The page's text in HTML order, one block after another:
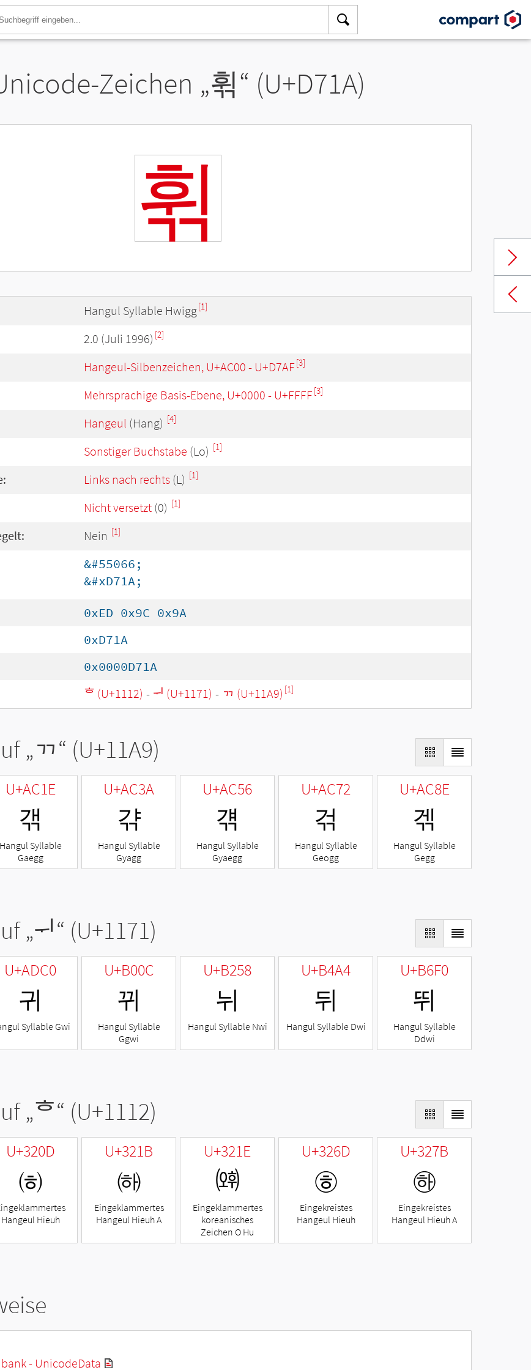
Zeichen „휚“ (U+D71A)
휚
Hangul Syllable Hwigg[1]
2.0 (Juli 1996) [2]
Hangeul-Silbenzeichen, U+AC00 - U+D7AF[3]
Mehrsprachige Basis-Ebene, U+0000 - U+FFFF[3]
Hangeul (Hang) [4]
Sonstiger Buchstabe (Lo) [1]
Links nach rechts (L) [1]
Nicht versetzt (0) [1]
Nein [1]
&#55066;
&#xD71A;
0xED 0x9C 0x9A
0xD71A
0x0000D71A
ᄒ (U+1112) - ᅱ (U+1171) - ᆩ (U+11A9) [1]
„ᆩ“ (U+11A9)
U+AC1E
갞
Hangul Syllable
Gaegg
U+AC3A
갺
Hangul Syllable
Gyagg
U+AC56
걖
Hangul Syllable
Gyaegg
U+AC72
걲
Hangul Syllable
Geogg
U+AC8E
겎
Hangul Syllable
Gegg
„ᅱ“ (U+1171)
U+ADC0
귀
Syllable Gwi
U+B00C
뀌
Hangul Syllable
Ggwi
U+B258
뉘
Hangul Syllable Nwi
U+B4A4
뒤
Hangul Syllable Dwi
U+B6F0
뛰
Hangul Syllable
Ddwi
„ᄒ“ (U+1112)
U+320D
㈍
Hangeul Hieuh
U+321B
㈛
Eingeklammertes
Hangeul Hieuh A
U+321E
㈞
Eingeklammertes
koreanisches
Zeichen O Hu
U+326D
㉭
Eingekreistes
Hangeul Hieuh
U+327B
㉻
Eingekreistes
Hangeul Hieuh A
- UnicodeData